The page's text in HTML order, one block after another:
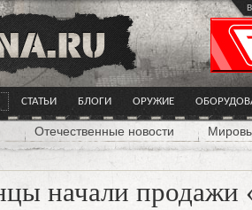
СТАТЬИ БЛОГИ ОРУЖИЕ
Отечественные новости
начали продажи